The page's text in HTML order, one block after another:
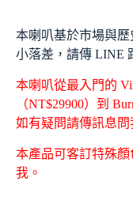
本喇叭基於市場與
小落差，請傳 LINE
本喇叭從最入門的
（NT$29900）到
如有疑問請傳訊息問
本產品可客訂特殊
我。